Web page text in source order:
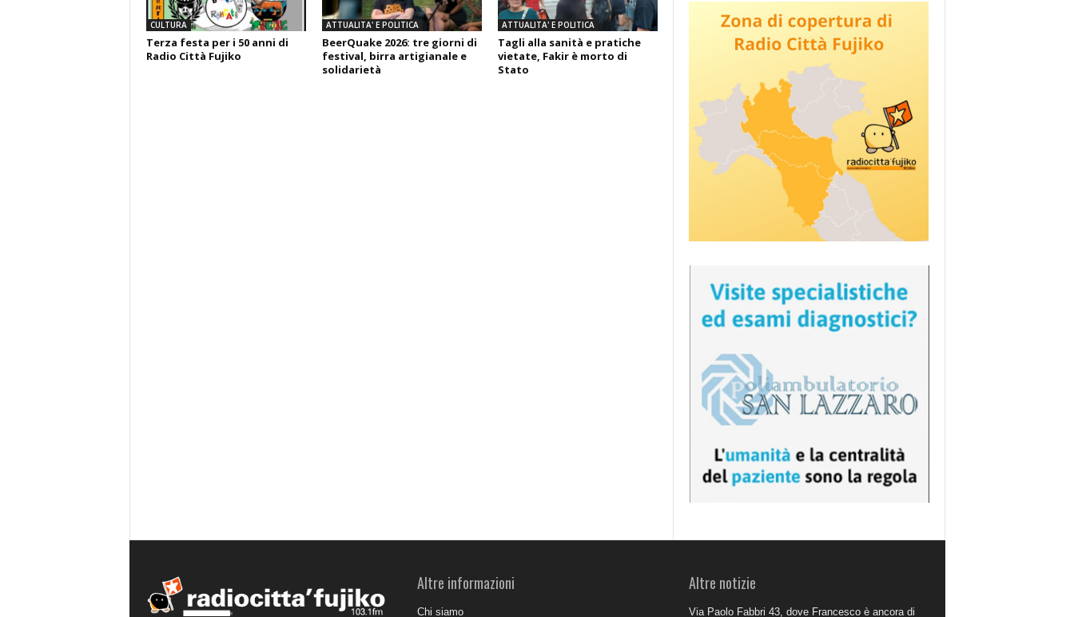
CULTURA
Terza festa per i 50 anni di
Radio Città Fujiko
ATTUALITA' E POLITICA
BeerQuake 2026: tre giorni di
festival, birra artigianale e
solidarietà
ATTUALITA' E POLITICA
Tagli alla sanità e pratiche
vietate, Fakir è morto di
Stato
Altre informazioni
Chi siamo
Altre notizie
Via Paolo Fabbri 43, dove Francesco è ancora di